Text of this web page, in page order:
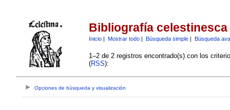
Bibliografía celestinesca
Inicio| Mostrar todo| Búsqueda simple| Búsqueda
1–2 de 2 registros encontrado(s) con los
(RSS):
Opciones de búsqueda y visualización